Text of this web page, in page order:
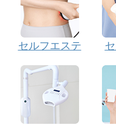
セルフエステ